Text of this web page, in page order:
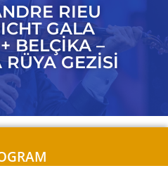
RIEU
GALA
BELÇİKA –
GEZİSİ